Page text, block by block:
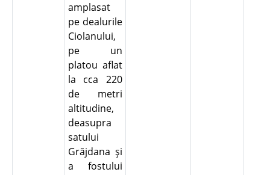
amplasat
pe dealurile
Ciolanului,
pe un
platou aflat
la cca 220
de metri
altitudine,
deasupra
satului
Grăjdana şi
a fostului